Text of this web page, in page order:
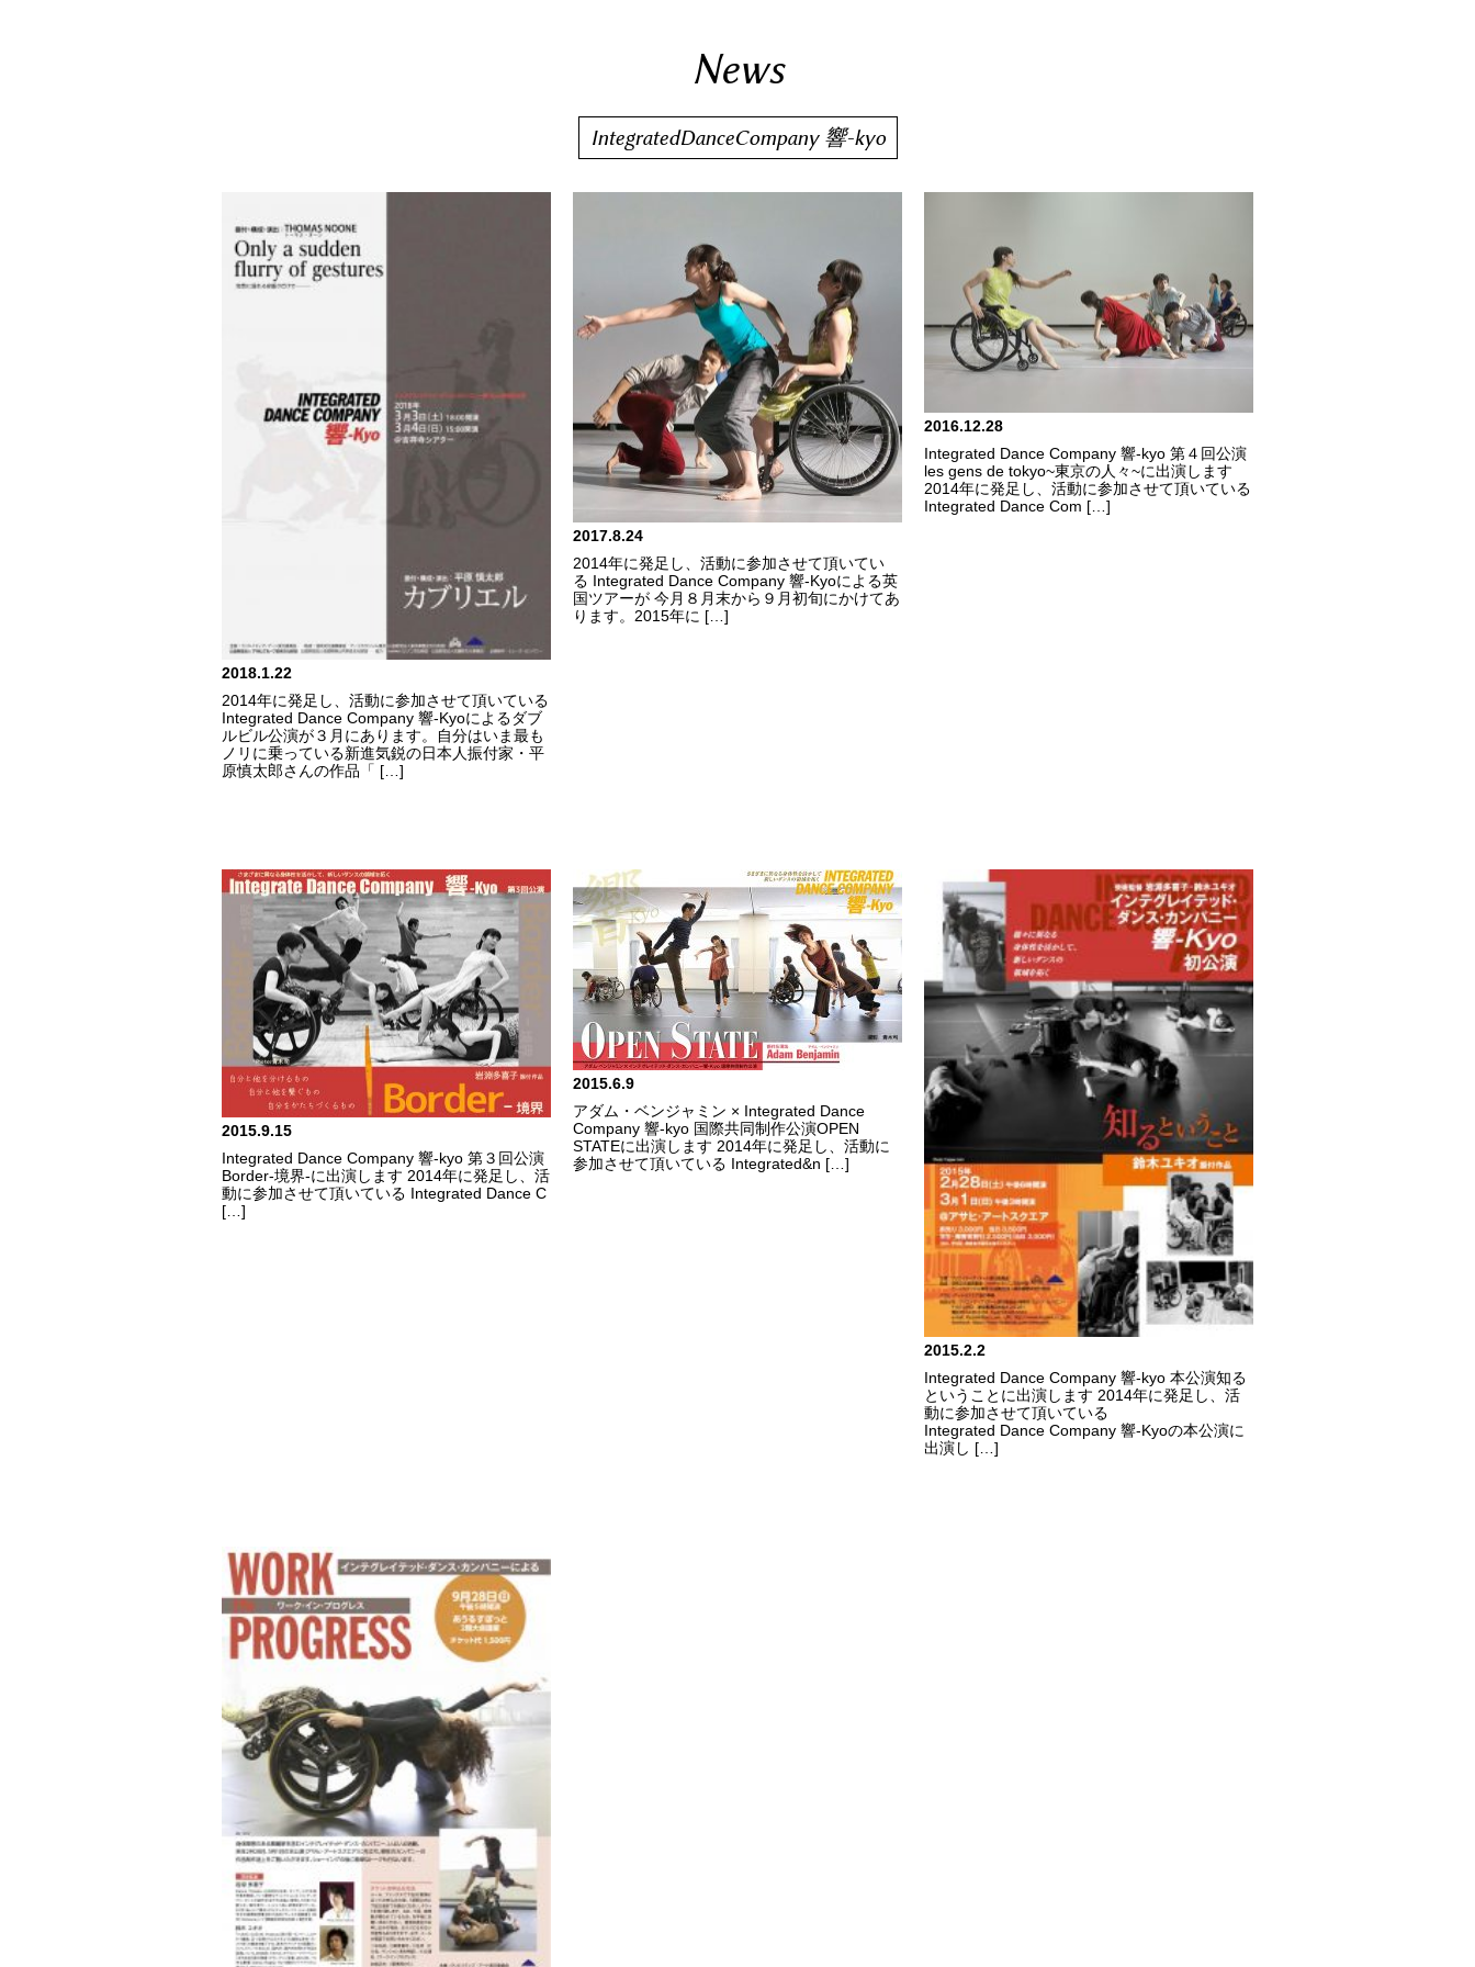
News
IntegratedDanceCompany 響-kyo
2018.1.22
2014年に発足し、活動に参加させて頂いている
Integrated Dance Company 響-Kyoによるダブ
ルビル公演が３月にあります。自分はいま最も
ノリに乗っている新進気鋭の日本人振付家・平
原慎太郎さんの作品「 […]
2017.8.24
2014年に発足し、活動に参加させて頂いてい
る Integrated Dance Company 響-Kyoによる英
国ツアーが 今月８月末から９月初旬にかけてあ
ります。2015年に […]
2016.12.28
Integrated Dance Company 響-kyo 第４回公演
les gens de tokyo~東京の人々~に出演します
2014年に発足し、活動に参加させて頂いている
Integrated Dance Com […]
2015.9.15
Integrated Dance Company 響-kyo 第３回公演
Border-境界-に出演します 2014年に発足し、活
動に参加させて頂いている Integrated Dance C
[…]
2015.6.9
アダム・ベンジャミン × Integrated Dance
Company 響-kyo 国際共同制作公演OPEN
STATEに出演します 2014年に発足し、活動に
参加させて頂いている Integrated&n […]
2015.2.2
Integrated Dance Company 響-kyo 本公演知る
ということに出演します 2014年に発足し、活
動に参加させて頂いている
Integrated Dance Company 響-Kyoの本公演に
出演し […]